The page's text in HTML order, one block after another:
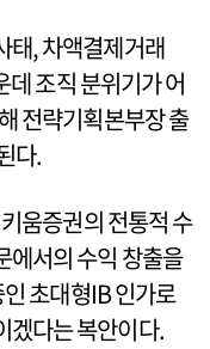
태, 차액결제거래
데 조직 분위기가 어
전략기획본부장 출
다.
움증권의 전통적 수
에서의 수익 창출을
초대형IB 인가로
겠다는 복안이다.